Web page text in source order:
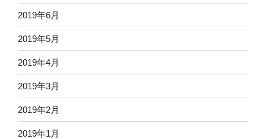
2019年6月
2019年5月
2019年4月
2019年3月
2019年2月
2019年1月